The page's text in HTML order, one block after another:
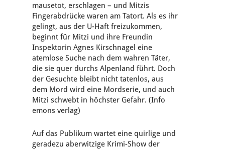
mausetot, erschlagen – und Mitzis
Fingerabdrücke waren am Tatort. Als es ihr
gelingt, aus der U-Haft freizukommen,
beginnt für Mitzi und ihre Freundin
Inspektorin Agnes Kirschnagel eine
atemlose Suche nach dem wahren Täter,
die sie quer durchs Alpenland führt. Doch
der Gesuchte bleibt nicht tatenlos, aus
dem Mord wird eine Mordserie, und auch
Mitzi schwebt in höchster Gefahr. (Info
emons verlag)
Auf das Publikum wartet eine quirlige und
geradezu aberwitzige Krimi-Show der